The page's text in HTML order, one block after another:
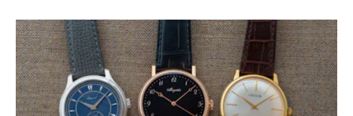
Three On Three: 400万円台のドレスウォッチを
HODINKEE Japan編集部がレコメンド